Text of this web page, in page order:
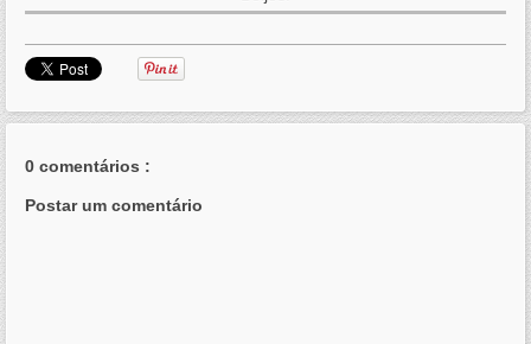
0 comentários :
Postar um comentário